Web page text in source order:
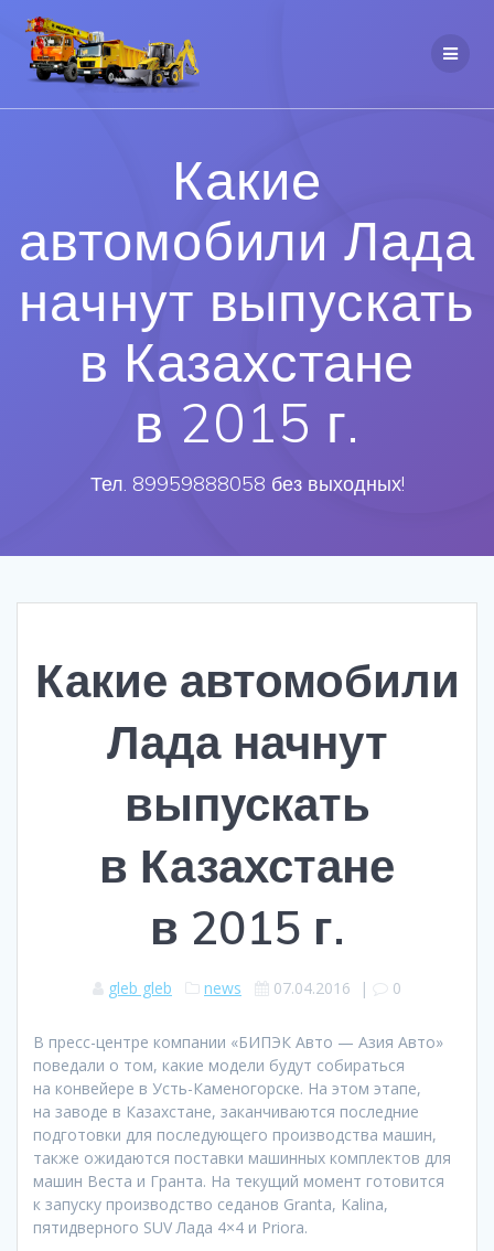
Какие
автомобили Лада
начнут выпускать
в Казахстане
в 2015 г.
Тел. 89959888058 без выходных!
Какие автомобили
Лада начнут
выпускать
в Казахстане
в 2015 г.
gleb gleb news 07.04.2016 | 0
В пресс-центре компании «БИПЭК Авто — Азия Авто»
поведали о том, какие модели будут собираться
на конвейере в Усть-Каменогорске. На этом этапе,
на заводе в Казахстане, заканчиваются последние
подготовки для последующего производства машин,
также ожидаются поставки машинных комплектов для
машин Веста и Гранта. На текущий момент готовится
к запуску производство седанов Granta, Kalina,
пятидверного SUV Лада 4×4 и Priora.